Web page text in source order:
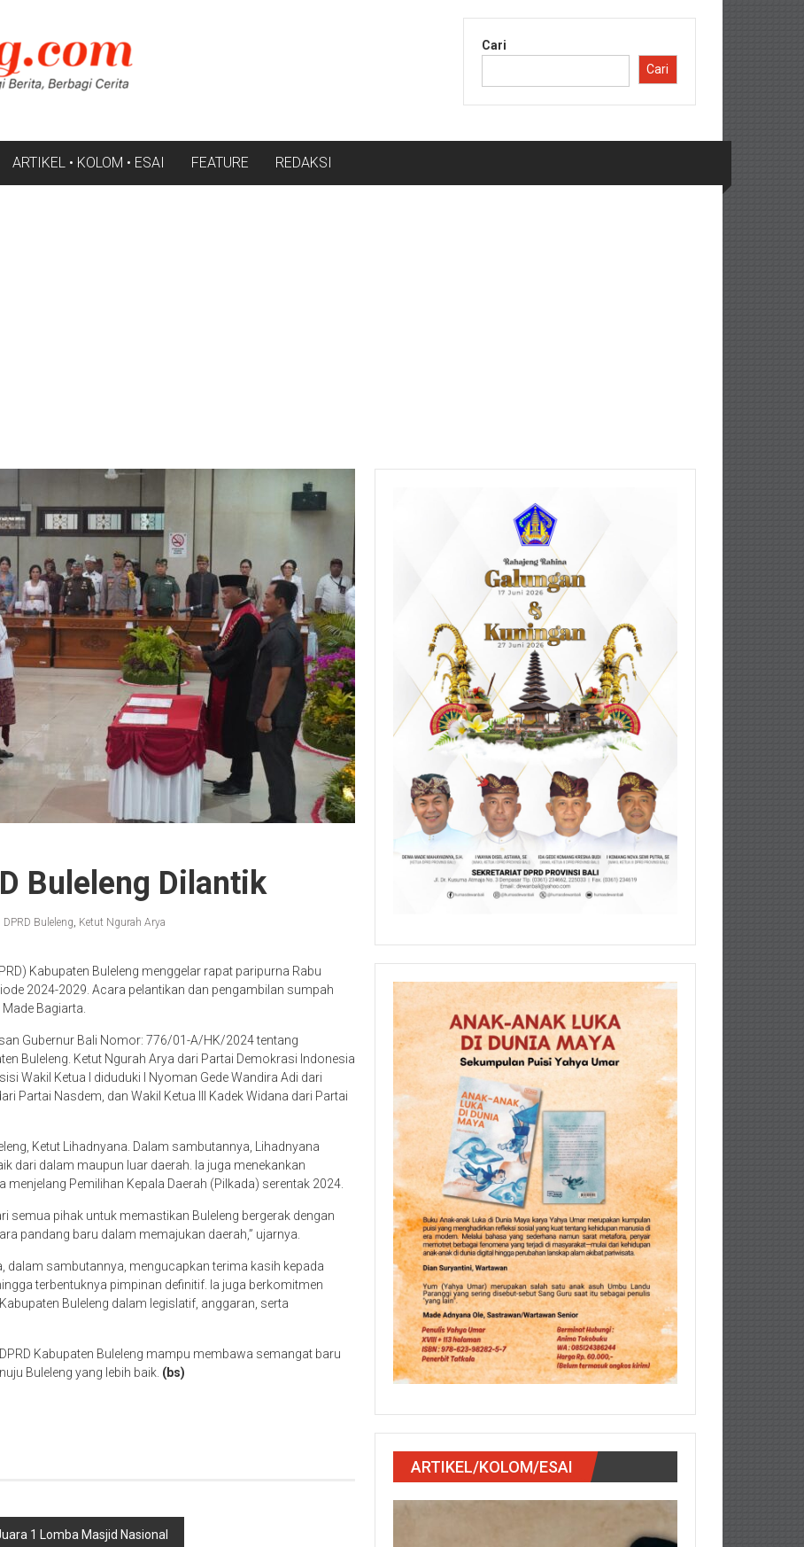
Cari
Cari
ARTIKEL • KOLOM • ESAI FEATURE REDAKSI
Buleleng Dilantik
DPRD Buleleng, Ketut Ngurah Arya
Kabupaten Buleleng menggelar rapat paripurna Rabu
2024-2029. Acara pelantikan dan pengambilan sumpah
Bagiarta.
Gubernur Bali Nomor: 776/01-A/HK/2024 tentang
Buleleng. Ketut Ngurah Arya dari Partai Demokrasi Indonesia
Wakil Ketua I diduduki I Nyoman Gede Wandira Adi dari
Partai Nasdem, dan Wakil Ketua III Kadek Widana dari Partai
Ketut Lihadnyana. Dalam sambutannya, Lihadnyana
dari dalam maupun luar daerah. Ia juga menekankan
Pemilihan Kepala Daerah (Pilkada) serentak 2024.
semua pihak untuk memastikan Buleleng bergerak dengan
pandang baru dalam memajukan daerah,” ujarnya.
dalam sambutannya, mengucapkan terima kasih kepada
terbentuknya pimpinan definitif. Ia juga berkomitmen
Buleleng dalam legislatif, anggaran, serta
Kabupaten Buleleng mampu membawa semangat baru
Buleleng yang lebih baik. (bs)
1 Lomba Masjid Nasional
ARTIKEL/KOLOM/ESAI